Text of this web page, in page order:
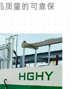
质量的可靠保